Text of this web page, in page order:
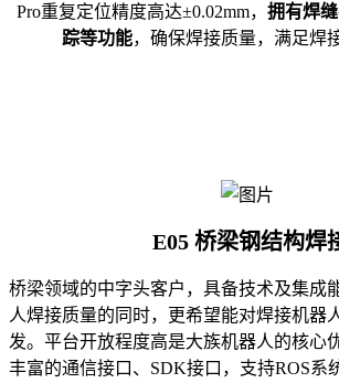
Pro重复定位精度高达±0.02mm， 拥有焊
踪等功能，确保焊接质量，满足焊
E05 桥梁钢结构焊
桥梁领域的中字头客户，具备技术及集成
人焊接质量的同时，更希望能对焊接机器
发。平台开放程度高是大族机器人的核心
丰富的通信接口、SDK接口，支持ROS系